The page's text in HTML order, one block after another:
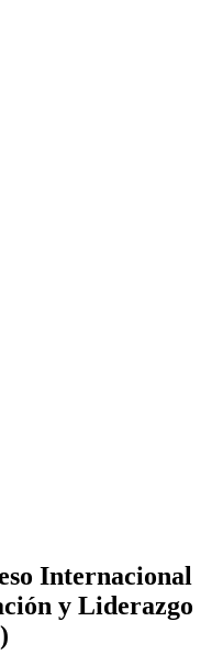
Internacional
y Liderazgo